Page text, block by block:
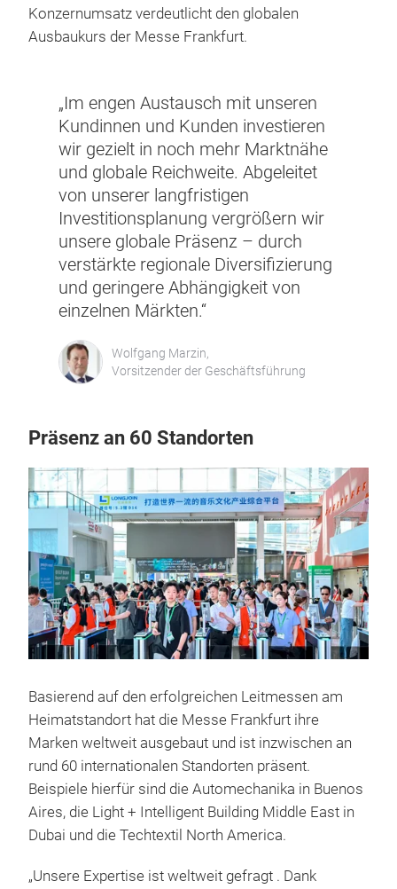
Konzernumsatz verdeutlicht den globalen
Ausbaukurs der Messe Frankfurt.
„Im engen Austausch mit unseren
Kundinnen und Kunden investieren
wir gezielt in noch mehr Marktnähe
und globale Reichweite. Abgeleitet
von unserer langfristigen
Investitionsplanung vergrößern wir
unsere globale Präsenz – durch
verstärkte regionale Diversifizierung
und geringere Abhängigkeit von
einzelnen Märkten.“
Wolfgang Marzin,
Vorsitzender der Geschäftsführung
Präsenz an 60 Standorten
Basierend auf den erfolgreichen Leitmessen am
Heimatstandort hat die Messe Frankfurt ihre
Marken weltweit ausgebaut und ist inzwischen an
rund 60 internationalen Standorten präsent.
Beispiele hierfür sind die Automechanika in Buenos
Aires, die Light + Intelligent Building Middle East in
Dubai und die Techtextil North America.
„Unsere Expertise ist weltweit gefragt . Dank